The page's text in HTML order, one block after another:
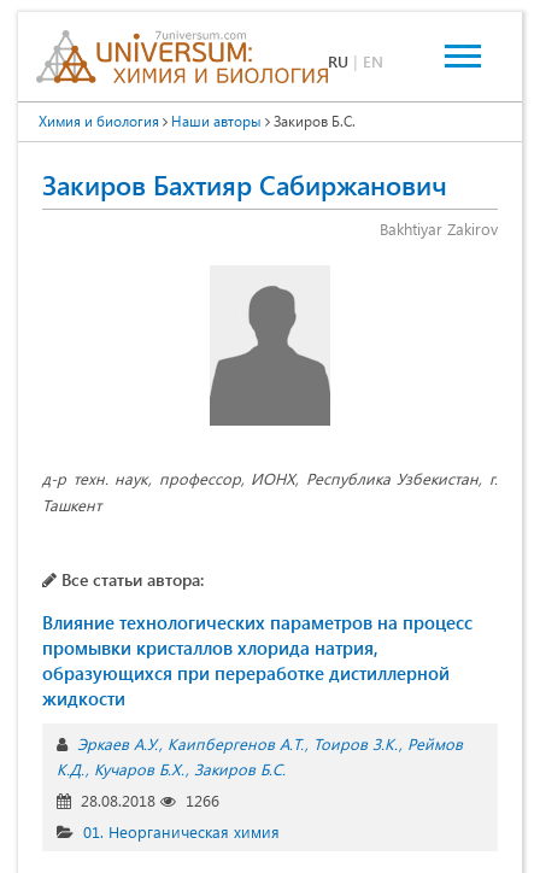
RU | EN
Химия и биология Наши авторы Закиров Б.С.
Закиров Бахтияр Сабиржанович
Bakhtiyar Zakirov
д-р техн. наук, профессор, ИОНХ, Республика Узбекистан, г.
Ташкент
Все статьи автора:
Влияние технологических параметров на процесс
промывки кристаллов хлорида натрия,
образующихся при переработке дистиллерной
жидкости
Эркаев А.У. Каипбергенов А.Т. Тоиров З.К. Реймов
К.Д. Кучаров Б.Х. Закиров Б.С.
28.08.2018
1266
01. Неорганическая химия